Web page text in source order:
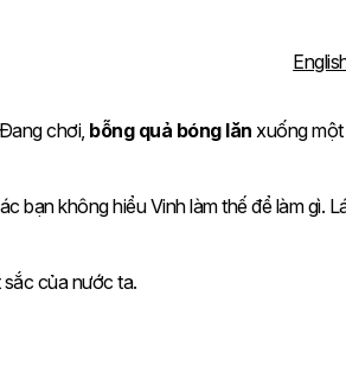
chơi, bỗng quả bóng lănxuống
bạn không hiểu Vinh làm thế để làm gì.
của nước ta.